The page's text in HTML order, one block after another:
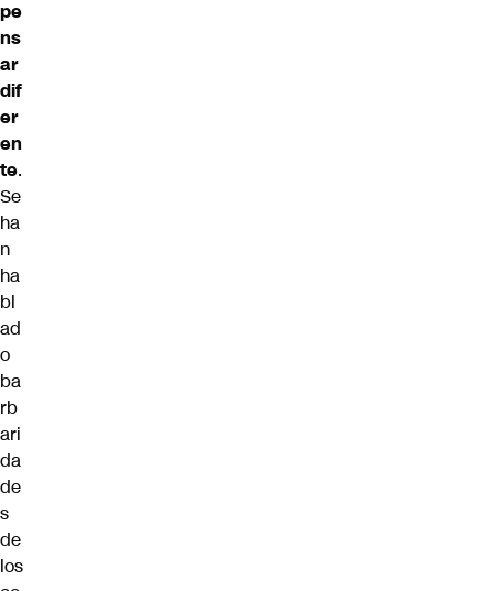
pe
ns
ar
dif
er
en
te.
Se
ha
n
ha
bl
ad
o
ba
rb
ari
da
de
s
de
los